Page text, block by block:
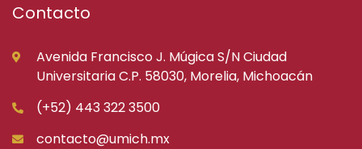
Contacto
Avenida Francisco J. Múgica S/N Ciudad
Universitaria C.P. 58030, Morelia, Michoacán
(+52) 443 322 3500
contacto@umich.mx